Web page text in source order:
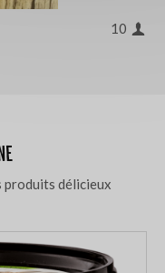
10
produits délicieux